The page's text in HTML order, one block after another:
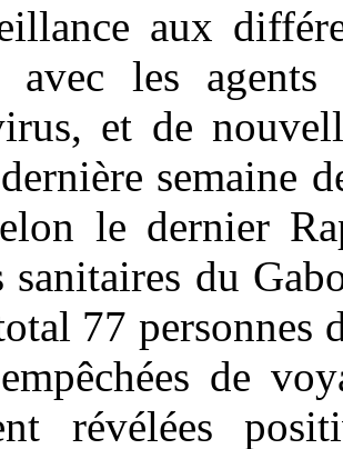
aux
avec les
et de
semaine
le dernier
sanitaires du
77 personnes
de
révélées